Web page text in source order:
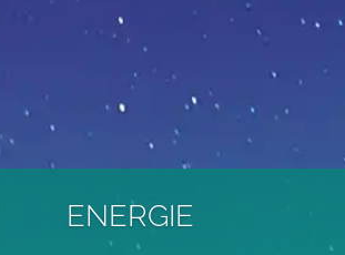
ENERGIE